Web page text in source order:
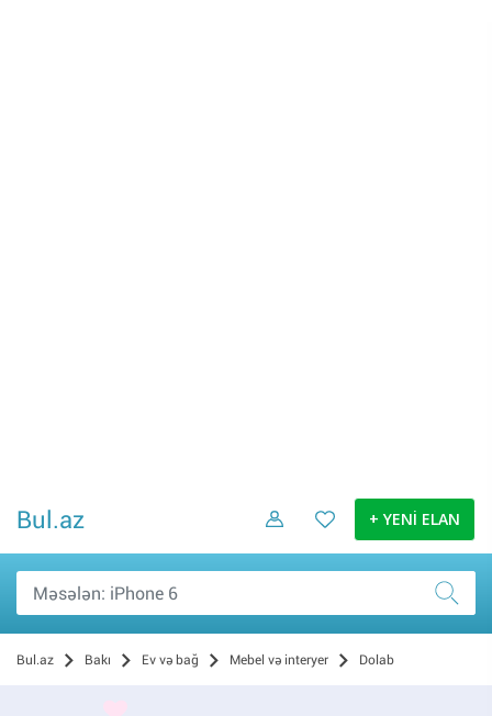
Bul.az + YENİ ELAN
Bul.az Bakı Ev və bağ Mebel və interyer Dolab